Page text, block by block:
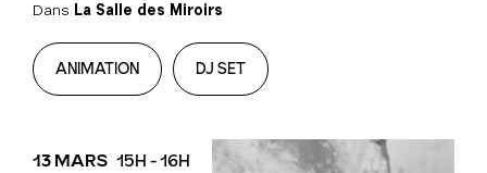
Dans La Salle des Miroirs
ANIMATION DJ SET
13 MARS 15H - 16H